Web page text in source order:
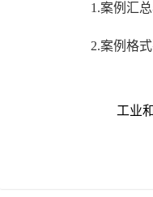
1.案例汇
2.案例格
工业